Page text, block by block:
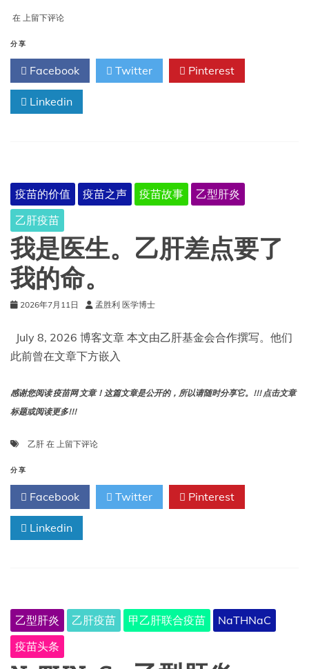
在 乙
肝
炎
上留下评论
分享
Facebook Twitter Pinterest
Linkedin
疫苗的价值 疫苗之声 疫苗故事
乙型肝炎
乙肝疫苗
我是医生。乙肝差点要了
我的命。
2026年7月11日 孟胜利 医学博士
July 8, 2026 博客文章 本文由乙肝基金会合作撰写。他们
此前曾在文章下方嵌入
感谢您阅读 疫苗网 文章！这篇文章是公开的，所以请随时分享它。!!! 点击文章
标题或阅读更多!!!
乙肝 在 我
生。
乙
肝
差
点
命。
上留下评论
分享
Facebook Twitter Pinterest
Linkedin
乙型肝炎 乙肝疫苗 甲乙肝联合疫苗
NaTHNaC
疫苗头条